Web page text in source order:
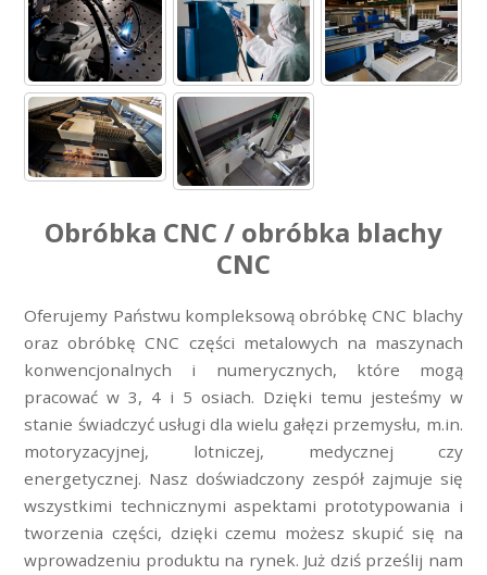
Obróbka CNC / obróbka blachy
CNC
Oferujemy Państwu kompleksową obróbkę CNC blachy
oraz obróbkę CNC części metalowych na maszynach
konwencjonalnych i numerycznych, które mogą
pracować w 3, 4 i 5 osiach. Dzięki temu jesteśmy w
stanie świadczyć usługi dla wielu gałęzi przemysłu, m.in.
motoryzacyjnej, lotniczej, medycznej czy
energetycznej. Nasz doświadczony zespół zajmuje się
wszystkimi technicznymi aspektami prototypowania i
tworzenia części, dzięki czemu możesz skupić się na
wprowadzeniu produktu na rynek. Już dziś prześlij nam